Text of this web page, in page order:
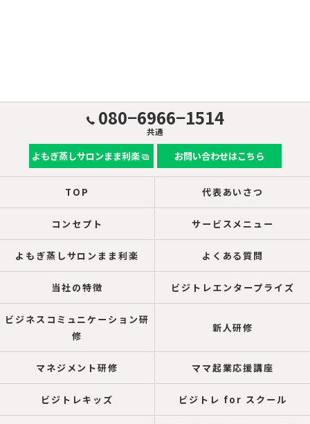
080−6966−1514
共通
よもぎ蒸しサロンまま利楽 お問い合わせはこちら
TOP 代表あいさつ
コンセプト サービスメニュー
よもぎ蒸しサロンまま利楽 よくある質問
当社の特徴 ビジトレエンタープライズ
ビジネスコミュニケーション研
修
新人研修
マネジメント研修 ママ起業応援講座
ビジトレキッズ ビジトレ for スクール